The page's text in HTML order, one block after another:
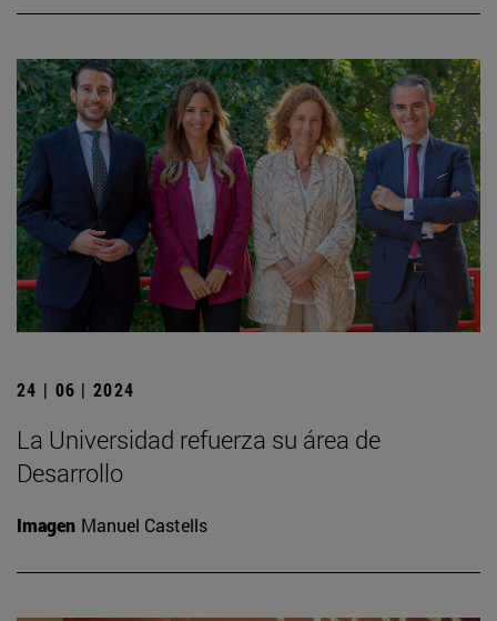
24 | 06 | 2024
La Universidad refuerza su área de
Desarrollo
Imagen Manuel Castells